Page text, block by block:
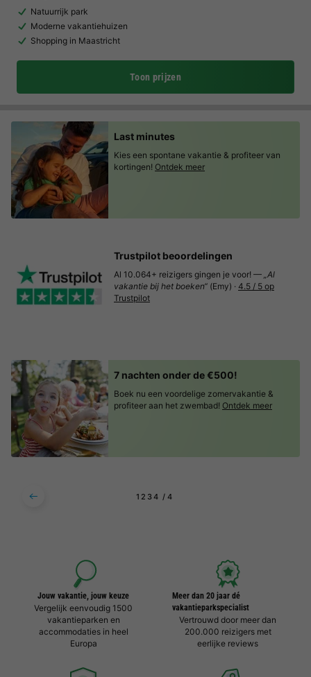
Natuurrijk park
Moderne vakantiehuizen
Shopping in Maastricht
Toon prijzen
Last minutes
Kies een spontane vakantie & profiteer van
kortingen! Ontdek meer
Trustpilot beoordelingen
Al 10.064+ reizigers gingen je voor! — „Al
vakantie bij het boeken“ (Emy) · 4.5 / 5 op
Trustpilot
7 nachten onder de €500!
Boek nu een voordelige zomervakantie &
profiteer aan het zwembad! Ontdek meer
1 2 34
Jouw vakantie, jouw keuze
Vergelijk eenvoudig 1500
vakantieparken en
accommodaties in heel
Europa
Meer dan 20 jaar dé
vakantieparkspecialist
Vertrouwd door meer dan
200.000 reizigers met
eerlijke reviews